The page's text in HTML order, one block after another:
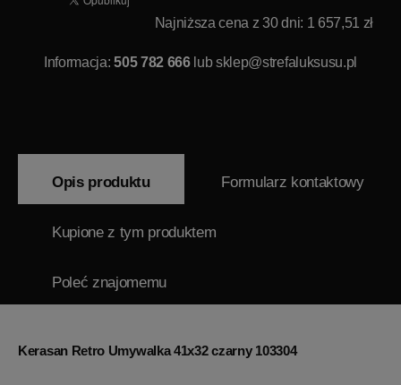
Najniższa cena z 30 dni: 1 657,51 zł
Informacja:505 782 666lubsklep@strefaluksusu.pl
Opis produktu Formularz kontaktowy
Kupione z tym produktem
Poleć znajomemu
Kerasan Retro Umywalka 41x32 czarny 103304